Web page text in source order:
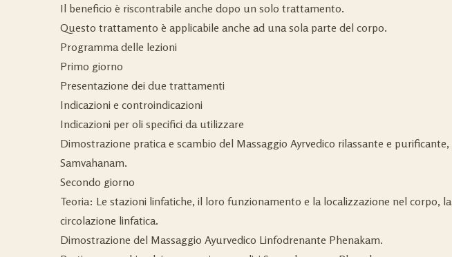
Il beneficio è riscontrabile anche dopo un solo trattamento.
Questo trattamento è applicabile anche ad una sola parte del corpo.
Programma delle lezioni
Primo giorno
Presentazione dei due trattamenti
Indicazioni e controindicazioni
Indicazioni per oli specifici da utilizzare
Dimostrazione pratica e scambio del Massaggio Ayrvedico rilassante e purificante,
Samvahanam.
Secondo giorno
Teoria: Le stazioni linfatiche, il loro funzionamento e la localizzazione nel corpo, la
circolazione linfatica.
Dimostrazione del Massaggio Ayurvedico Linfodrenante Phenakam.